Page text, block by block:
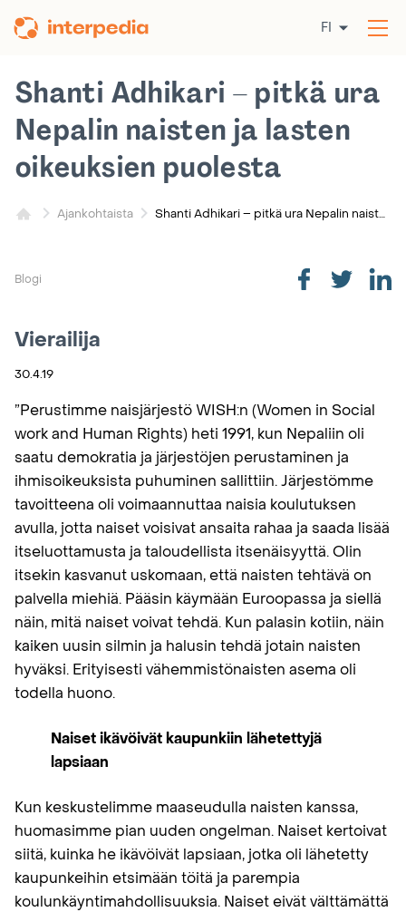
sisältöön
FI
Ajankohtaista Shanti Adhikari – pitkä ura Nepalin naisten ja lasten oikeuksien puolesta
Shanti Adhikari – pitkä ura
Nepalin naisten ja lasten
oikeuksien puolesta
Blogi
Vierailija
30.4.19
”Perustimme naisjärjestö WISH:n (Women in Social
work and Human Rights) heti 1991, kun Nepaliin oli
saatu demokratia ja järjestöjen perustaminen ja
ihmisoikeuksista puhuminen sallittiin. Järjestömme
tavoitteena oli voimaannuttaa naisia koulutuksen
avulla, jotta naiset voisivat ansaita rahaa ja saada lisää
itseluottamusta ja taloudellista itsenäisyyttä. Olin
itsekin kasvanut uskomaan, että naisten tehtävä on
palvella miehiä. Pääsin käymään Euroopassa ja siellä
näin, mitä naiset voivat tehdä. Kun palasin kotiin, näin
kaiken uusin silmin ja halusin tehdä jotain naisten
hyväksi. Erityisesti vähemmistönaisten asema oli
todella huono.
Naiset ikävöivät kaupunkiin lähetettyjä
lapsiaan
Kun keskustelimme maaseudulla naisten kanssa,
huomasimme pian uuden ongelman. Naiset kertoivat
siitä, kuinka he ikävöivät lapsiaan, jotka oli lähetetty
kaupunkeihin etsimään töitä ja parempia
koulunkäyntimahdollisuuksia. Naiset eivät välttämättä